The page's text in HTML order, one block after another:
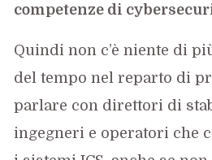
competenze di
Quindi non c’è niente di
del tempo nel reparto di
parlare con direttori di
ingegneri e operatori che